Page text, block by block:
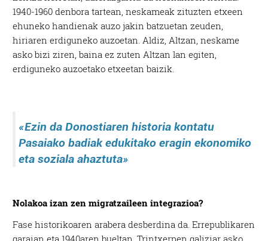
1940-1960 denbora tartean, neskameak zituzten etxeen
ehuneko handienak auzo jakin batzuetan zeuden,
hiriaren erdiguneko auzoetan. Aldiz, Altzan, neskame
asko bizi ziren, baina ez zuten Altzan lan egiten,
erdiguneko auzoetako etxeetan baizik.
«Ezin da Donostiaren historia kontatu
Pasaiako badiak edukitako eragin ekonomiko
eta soziala ahaztuta»
Nolakoa izan zen migratzaileen integrazioa?
Fase historikoaren arabera desberdina da. Errepublikaren
garaian eta 1940aren bueltan, Trintxerpen galiziar asko